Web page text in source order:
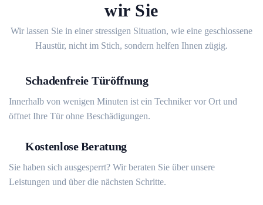
wir Sie
Wir lassen Sie in einer stressigen Situation, wie eine geschlossene
Haustür, nicht im Stich, sondern helfen Ihnen zügig.
Schadenfreie Türöffnung
Innerhalb von wenigen Minuten ist ein Techniker vor Ort und
öffnet Ihre Tür ohne Beschädigungen.
Kostenlose Beratung
Sie haben sich ausgesperrt? Wir beraten Sie über unsere
Leistungen und über die nächsten Schritte.